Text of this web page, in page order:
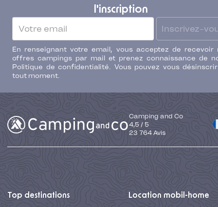
l'inscription
Inscrivez-
En renseignant votre email, vous acceptez de recevoir
offres campings par mail et prenez connaissance de
Politique de confidentialité. Vous pouvez vous
tout moment.
Camping and Co
4,5 / 5
23 764Avis
Top destinations Location mobil-home